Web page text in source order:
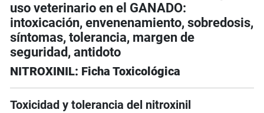
uso veterinario en el GANADO:
intoxicación, envenenamiento, sobredosis,
síntomas, tolerancia, margen de
seguridad, antidoto
NITROXINIL: Ficha Toxicológica
Toxicidad y tolerancia del nitroxinil